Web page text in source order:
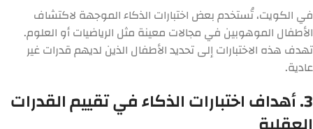
في الكويت، تُستخدم بعض اختبارات الذكاء الموجهة لاكتشاف
الأطفال الموهوبين في مجالات معينة مثل الرياضيات أو العلوم.
تهدف هذه الاختبارات إلى تحديد الأطفال الذين لديهم قدرات غير
عادية.
3. أهداف اختبارات الذكاء في تقييم القدرات